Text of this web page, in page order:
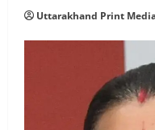
Uttarakhand Print